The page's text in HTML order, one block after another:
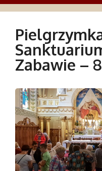
Zabawie –